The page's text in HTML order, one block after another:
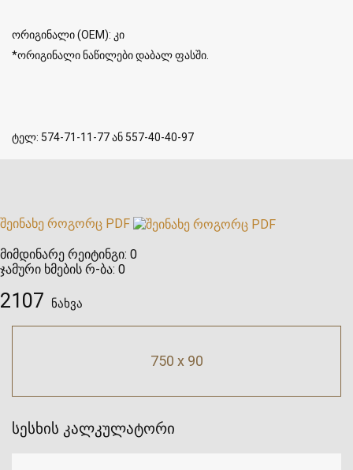
ორიგინალი (OEM): კი
*ორიგინალი ნაწილები დაბალ ფასში.
ტელ: 574-71-11-77 ან 557-40-40-97
შეინახე როგორც PDF
მიმდინარე რეიტინგი: 0
ჯამური ხმების რ-ბა: 0
2107 ნახვა
750 x 90
სესხის კალკულატორი